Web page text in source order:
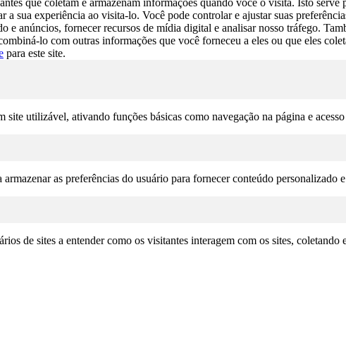
que coletam e armazenam informações quando você o visita. Isto
a sua experiência ao visita-lo. Você pode controlar e ajustar suas
e anúncios, fornecer recursos de mídia digital e analisar nosso tráfego.
lo com outras informações que você forneceu a eles ou que eles
para este site.
site utilizável, ativando funções básicas como navegação na página e
armazenar as preferências do usuário para fornecer conteúdo
de sites a entender como os visitantes interagem com os sites,